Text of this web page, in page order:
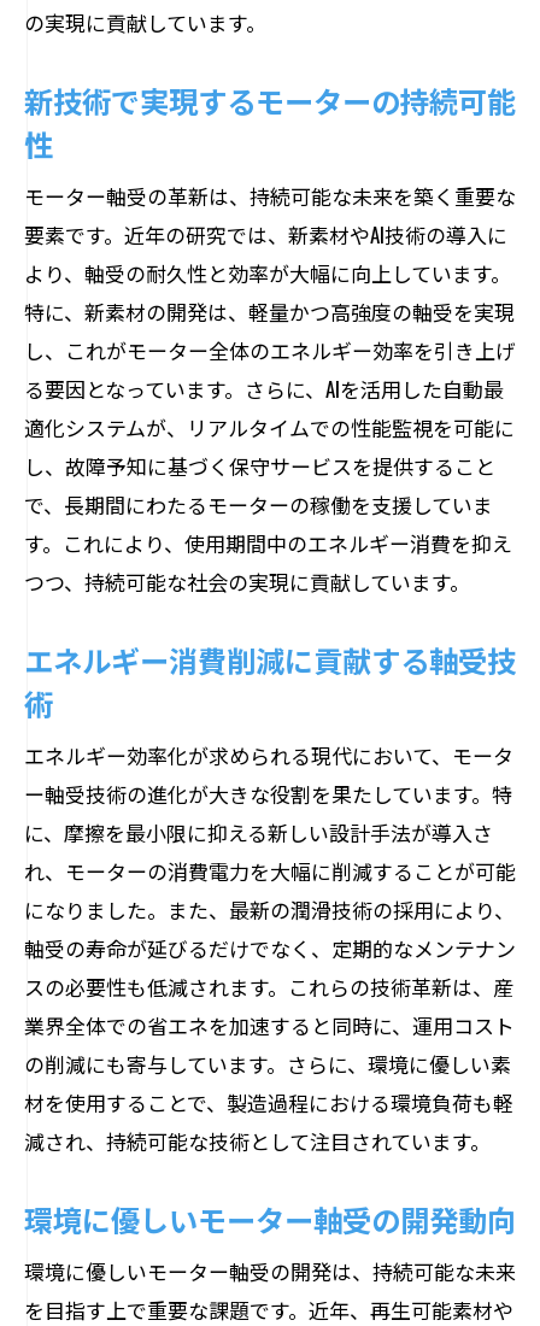
の実現に貢献しています。
新技術で実現するモーターの持続可能
性
モーター軸受の革新は、持続可能な未来を築く重要な
要素です。近年の研究では、新素材やAI技術の導入に
より、軸受の耐久性と効率が大幅に向上しています。
特に、新素材の開発は、軽量かつ高強度の軸受を実現
し、これがモーター全体のエネルギー効率を引き上げ
る要因となっています。さらに、AIを活用した自動最
適化システムが、リアルタイムでの性能監視を可能に
し、故障予知に基づく保守サービスを提供すること
で、長期間にわたるモーターの稼働を支援していま
す。これにより、使用期間中のエネルギー消費を抑え
つつ、持続可能な社会の実現に貢献しています。
エネルギー消費削減に貢献する軸受技
術
エネルギー効率化が求められる現代において、モータ
ー軸受技術の進化が大きな役割を果たしています。特
に、摩擦を最小限に抑える新しい設計手法が導入さ
れ、モーターの消費電力を大幅に削減することが可能
になりました。また、最新の潤滑技術の採用により、
軸受の寿命が延びるだけでなく、定期的なメンテナン
スの必要性も低減されます。これらの技術革新は、産
業界全体での省エネを加速すると同時に、運用コスト
の削減にも寄与しています。さらに、環境に優しい素
材を使用することで、製造過程における環境負荷も軽
減され、持続可能な技術として注目されています。
環境に優しいモーター軸受の開発動向
環境に優しいモーター軸受の開発は、持続可能な未来
を目指す上で重要な課題です。近年、再生可能素材や